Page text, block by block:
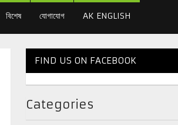
বিশেষ যোগাযোগ AK ENGLISH
FIND US ON FACEBOOK
Categories